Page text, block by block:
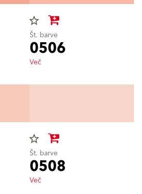
star_border
Št. barve
0506
Več
star_border
Št. barve
0508
Več